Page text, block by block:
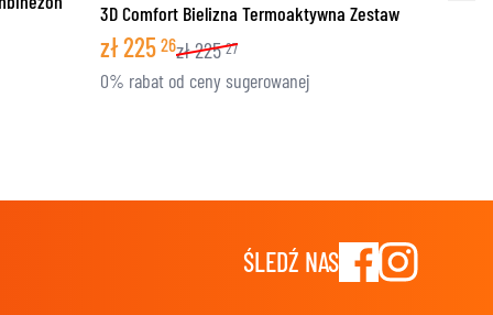
3D Comfort Bielizna Termoaktywna Zestaw
zł225 26zł225 27
0% rabat od ceny sugerowanej
ŚLEDŹ NAS